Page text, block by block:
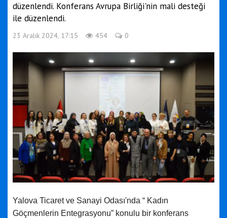
düzenlendi. Konferans Avrupa Birliği'nin mali desteği
ile düzenlendi.
23 Aralık 2024, 17:15 454 0
Yalova Ticaret ve Sanayi Odası'nda “ Kadın
Göçmenlerin Entegrasyonu” konulu bir konferans